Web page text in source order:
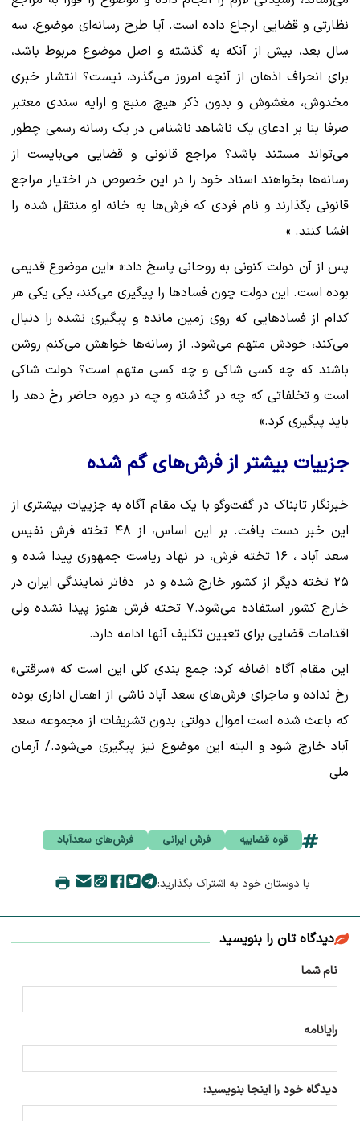
نظارتی و قضایی ارجاع داده است. آیا طرح رسانه‌ای موضوع، سه
سال بعد، بیش از آنکه به گذشته و اصل موضوع مربوط باشد،
برای انحراف اذهان از آنچه امروز می‌گذرد، نیست؟ انتشار خبری
مخدوش، مغشوش و بدون ذکر هیچ منبع و ارایه سندی معتبر
صرفا بنا بر ادعای یک ناشاهد ناشناس در یک رسانه رسمی چطور
می‌تواند مستند باشد؟ مراجع قانونی و قضایی می‌بایست از
رسانه‌ها بخواهند اسناد خود را در این خصوص در اختیار مراجع
قانونی بگذارند و نام فردی که فرش‌ها به خانه او منتقل شده را
افشا کنند. »
پس از آن دولت کنونی به روحانی پاسخ داد:« «این موضوع قدیمی
بوده است. این دولت چون فسادها را پیگیری می‌کند، یکی یکی هر
کدام از فسادهایی که روی زمین مانده و پیگیری نشده را دنبال
می‌کند، خودش متهم می‌شود. از رسانه‌ها خواهش می‌کنم روشن
باشند که چه کسی شاکی و چه کسی متهم است؟ دولت شاکی
است و تخلفاتی که چه در گذشته و چه در دوره حاضر رخ دهد را
باید پیگیری کرد.»
جزییات بیشتر از فرش‌های گم شده
خبرنگار تابناک در گفت‌وگو با یک مقام آگاه به جزییات بیشتری از
این خبر دست یافت. بر این اساس، از ۴۸ تخته فرش نفیس
سعد آباد ، ۱۶ تخته فرش، در نهاد ریاست جمهوری پیدا شده و
۲۵ تخته دیگر از کشور خارج شده و در دفاتر نمایندگی ایران در
خارج کشور استفاده می‌شود.۷ تخته فرش هنوز پیدا نشده ولی
اقدامات قضایی برای تعیین تکلیف آنها ادامه دارد.
این مقام آگاه اضافه کرد: جمع بندی کلی این است که «سرقتی»
رخ نداده و ماجرای فرش‌های سعد آباد ناشی از اهمال اداری بوده
که باعث شده است اموال دولتی بدون تشریفات از مجموعه سعد
آباد خارج شود و البته این موضوع نیز پیگیری می‌شود./ آرمان
ملی
قوه قضاییه فرش ایرانی فرش‌های سعدآباد
با دوستان خود به اشتراک بگذارید:
دیدگاه تان را بنویسید
نام شما
رایانامه
دیدگاه خود را اینجا بنویسید: